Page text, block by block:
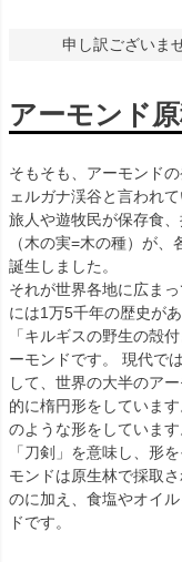
申し訳ございま
アーモンド
そもそも、アーモンド
ェルガナ渓谷と言われ
旅人や遊牧民が保存食
（木の実=木の種）が
誕生しました。
それが世界各地に広ま
には1万5千年の歴史が
「キルギスの野生の殻
ーモンドです。 現代で
して、世界の大半のア
的に楕円形をしていま
のような形をしていま
「刀剣」を意味し、形
モンドは原生林で採取
のに加え、食塩やオイ
ドです。